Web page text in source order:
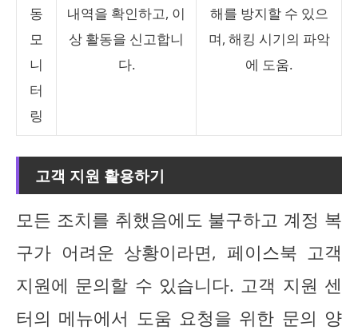
동
모
니
터
링
내역을 확인하고, 이
상 활동을 신고합니
다.
해를 방지할 수 있으
며, 해킹 시기의 파악
에 도움.
고객 지원 활용하기
모든 조치를 취했음에도 불구하고 계정 복
구가 어려운 상황이라면, 페이스북 고객
지원에 문의할 수 있습니다. 고객 지원 센
터의 메뉴에서 도움 요청을 위한 문의 양